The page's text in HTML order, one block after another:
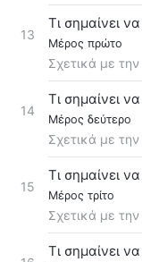
13
Τι σημαίνει
Μέρος πρώτο
Σχετικά με
14
Τι σημαίνει
Μέρος δεύτερο
Σχετικά με
15
Τι σημαίνει
Μέρος τρίτο
Σχετικά με
Τι σημαίνει